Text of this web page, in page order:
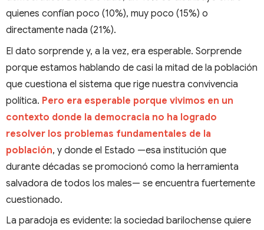
quienes confían poco (10%), muy poco (15%) o
directamente nada (21%).
El dato sorprende y, a la vez, era esperable. Sorprende
porque estamos hablando de casi la mitad de la población
que cuestiona el sistema que rige nuestra convivencia
política. Pero era esperable porque vivimos en un
contexto donde la democracia no ha logrado
resolver los problemas fundamentales de la
población, y donde el Estado —esa institución que
durante décadas se promocionó como la herramienta
salvadora de todos los males— se encuentra fuertemente
cuestionado.
La paradoja es evidente: la sociedad barilochense quiere